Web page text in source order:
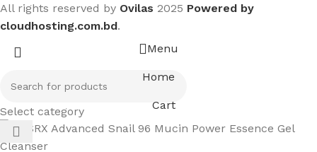
All rights reserved by Ovilas 2025 Powered by
cloudhosting.com.bd.
Select category
Menu
Home
Cart